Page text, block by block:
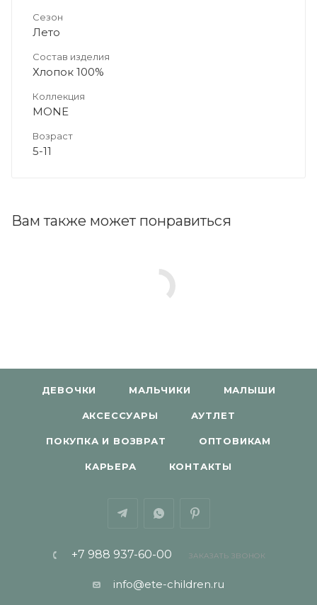
Сезон
Лето
Состав изделия
Хлопок 100%
Коллекция
MONE
Возраст
5-11
Вам также может понравиться
ДЕВОЧКИ МАЛЬЧИКИ МАЛЫШИ
АКСЕССУАРЫ АУТЛЕТ
ПОКУПКА И ВОЗВРАТ ОПТОВИКАМ
КАРЬЕРА КОНТАКТЫ
+7 988 937-60-00 ЗАКАЗАТЬ ЗВОНОК
info@ete-children.ru